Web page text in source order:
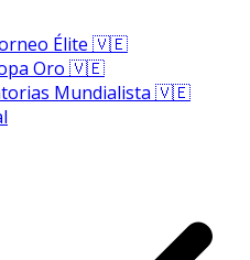
Élite 🇻🇪
Oro 🇻🇪
Mundialista 🇻🇪